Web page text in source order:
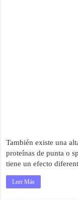
También existe una
proteínas de punta o
tiene un efecto
Leer Más